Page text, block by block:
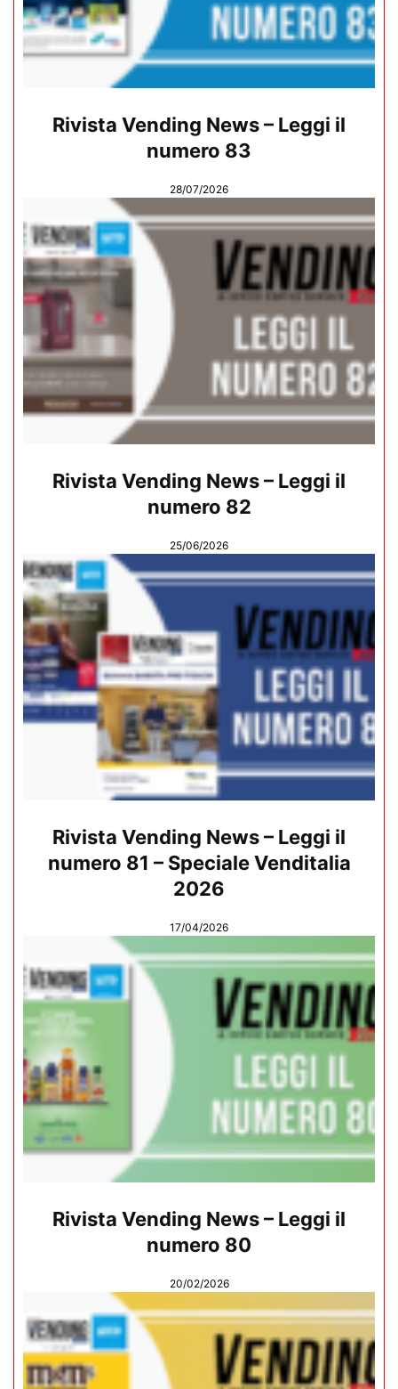
Rivista Vending News – Leggi il
numero 83
28/07/2026
Rivista Vending News – Leggi il
numero 82
25/06/2026
Rivista Vending News – Leggi il
numero 81 – Speciale Venditalia
2026
17/04/2026
Rivista Vending News – Leggi il
numero 80
20/02/2026